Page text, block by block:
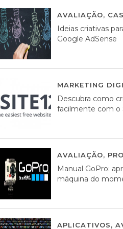
AVALIAÇÃO,
Ideias criativas
Google AdSense
MARKETING
Descubra como
facilmente com o
AVALIAÇÃO,
Manual GoPro:
máquina do
APLICATIVOS,